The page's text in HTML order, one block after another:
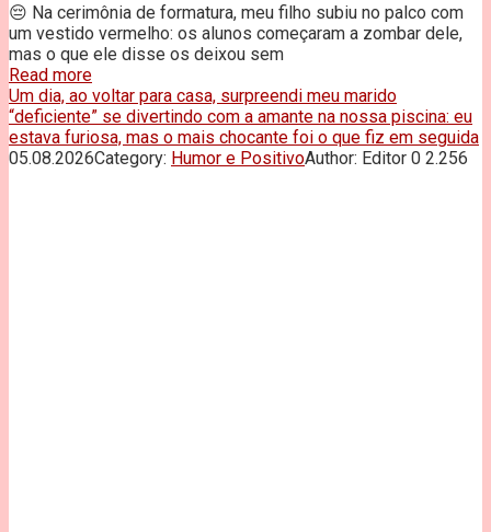
😔 Na cerimônia de formatura, meu filho subiu no palco com
um vestido vermelho: os alunos começaram a zombar dele,
mas o que ele disse os deixou sem
Read more
Um dia, ao voltar para casa, surpreendi meu marido
“deficiente” se divertindo com a amante na nossa piscina: eu
estava furiosa, mas o mais chocante foi o que fiz em seguida
05.08.2026Category: Humor e PositivoAuthor: Editor 0 2.256